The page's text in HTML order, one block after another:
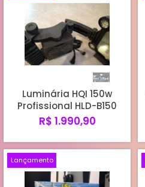
Luminária HQI 150w
Profissional HLD-B150
R$ 1.990,90
Lançamento